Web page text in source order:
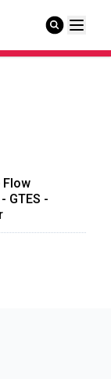
Flow
GTES -